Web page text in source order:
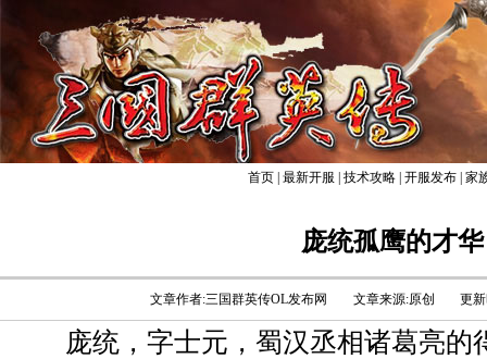
首页| 最新开服 技术攻略| 开服发布| 家
庞统孤鹰的才华
文章作者:三国群英传OL发布网 文章来源:原创 更新
庞统，字士元，蜀汉丞相诸葛亮的